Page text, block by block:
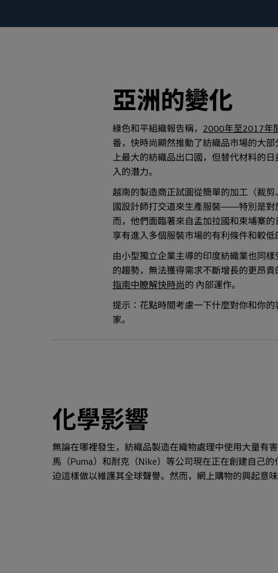
亞洲的變化
綠色和平組織報告稱， 2000年至2017年
番，快時尚顯然推動了紡織品市場的大
上最大的紡織品出口國，但替代材料的
入的潛力。
越南的製造商正試圖從簡單的加工（裁
國設計師打交道來生產服裝——特別是對
而，他們面臨著來自孟加拉國和柬埔寨
享有進入多個服裝市場的有利條件和較低
由小型獨立企業主導的印度紡織業也同
的趨勢，無法獲得需求不斷增長的更昂貴
指南中瞭解快時尚的 內部運作。
提示：花點時間考慮一下什麼對你和你
家。
化學影響
無論在哪裡發生，紡織品製造在織物處理中使用大量有
馬（Puma）和耐克（Nike）等公司現在正在創建自己
迫這樣做以維護其全球聲譽。然而，網上購物的興起意